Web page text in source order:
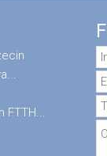
FTTH...